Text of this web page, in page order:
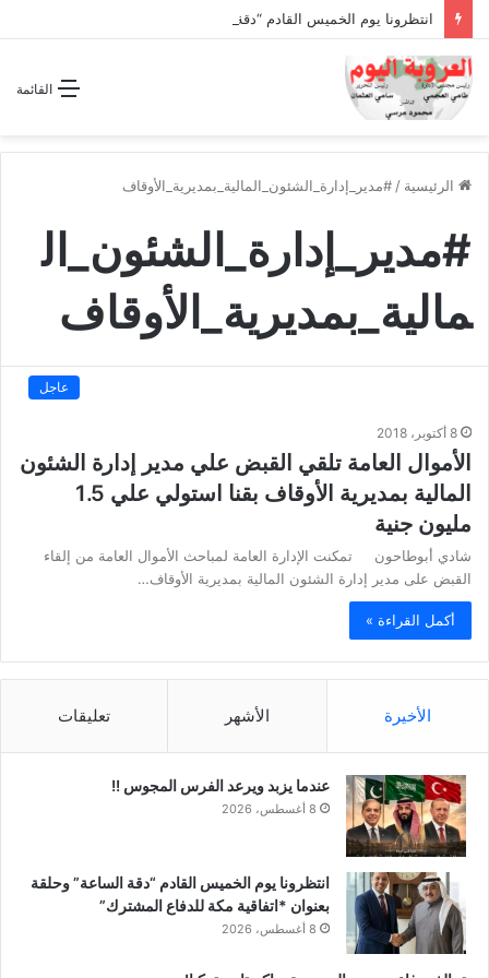
القائمة
الرئيسية / #مدير_إدارة_الشئون_المالية_بمديرية_الأوقاف
#مدير_إدارة_الشئون_ال
مالية_بمديرية_الأوقاف
عاجل
8 أكتوبر، 2018
الأموال العامة تلقي القبض علي مدير إدارة الشئون
المالية بمديرية الأوقاف بقنا استولي علي 1.5
مليون جنية
شادي أبوطاحون تمكنت الإدارة العامة لمباحث الأموال العامة من إلقاء
القبض على مدير إدارة الشئون المالية بمديرية الأوقاف…
أكمل القراءة »
الأخيرة الأشهر تعليقات
عندما يزبد ويرعد الفرس المجوس !!
8 أغسطس، 2026
انتظرونا يوم الخميس القادم “دقة الساعة” وحلقة
بعنوان *اتفاقية مكة للدفاع المشترك”
8 أغسطس، 2026